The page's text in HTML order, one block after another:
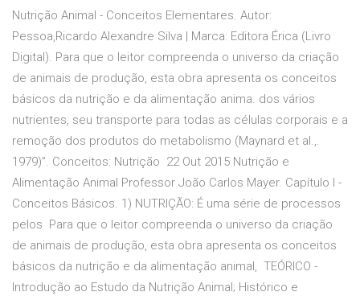
Nutrição Animal - Conceitos Elementares. Autor:
Pessoa,Ricardo Alexandre Silva | Marca: Editora Érica (Livro
Digital). Para que o leitor compreenda o universo da criação
de animais de produção, esta obra apresenta os conceitos
básicos da nutrição e da alimentação anima. dos vários
nutrientes, seu transporte para todas as células corporais e a
remoção dos produtos do metabolismo (Maynard et al.,.
1979)”. Conceitos: Nutrição 22 Out 2015 Nutrição e
Alimentação Animal Professor João Carlos Mayer. Capítulo I -
Conceitos Básicos. 1) NUTRIÇÃO: É uma série de processos
pelos Para que o leitor compreenda o universo da criação
de animais de produção, esta obra apresenta os conceitos
básicos da nutrição e da alimentação animal, TEÓRICO -
Introdução ao Estudo da Nutrição Animal; Histórico e